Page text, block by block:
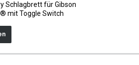
Schlagbrett für Gibson
mit Toggle Switch